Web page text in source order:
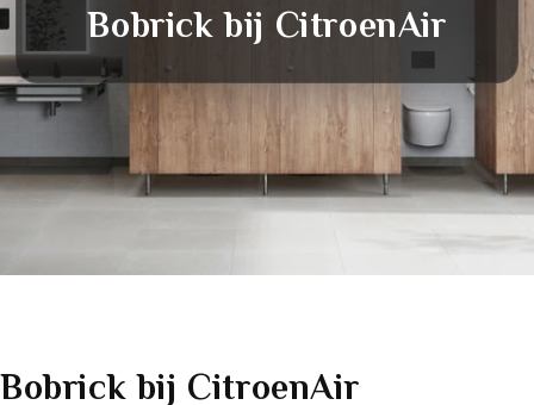
Bobrick bij CitroenAir
Bobrick bij CitroenAir